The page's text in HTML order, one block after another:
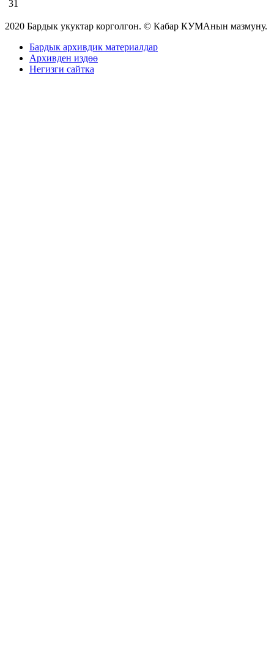
31
2020 Бардык укуктар корголгон. © Кабар КУМАнын мазмуну.
Бардык архивдик материалдар
Архивден издөө
Негизги сайтка